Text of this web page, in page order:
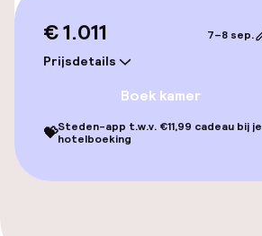
Voor toegankelijkheid
Entertainment
Gratis wifi
€ 1.011
Prijsdetails
7–8 sep.
Boek kamer
💝Steden-app t.w.v. €11,99 cadeau bij je
hotelboeking